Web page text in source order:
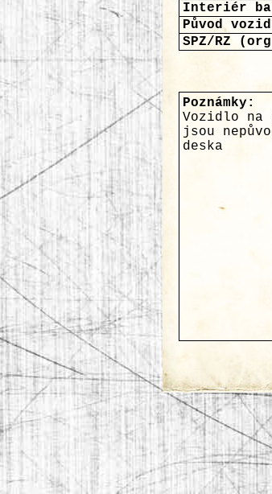
Interiér
Původ
SPZ/RZ
Poznámky:
Vozidlo na
jsou
deska